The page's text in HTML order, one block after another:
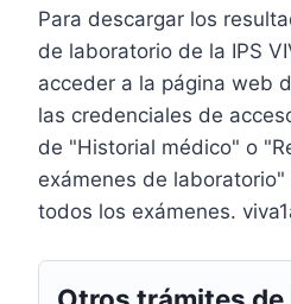
Para descargar los
de laboratorio de la IPS
acceder a la página web
las credenciales de
de "Historial médico" o
exámenes de
todos los exámenes.